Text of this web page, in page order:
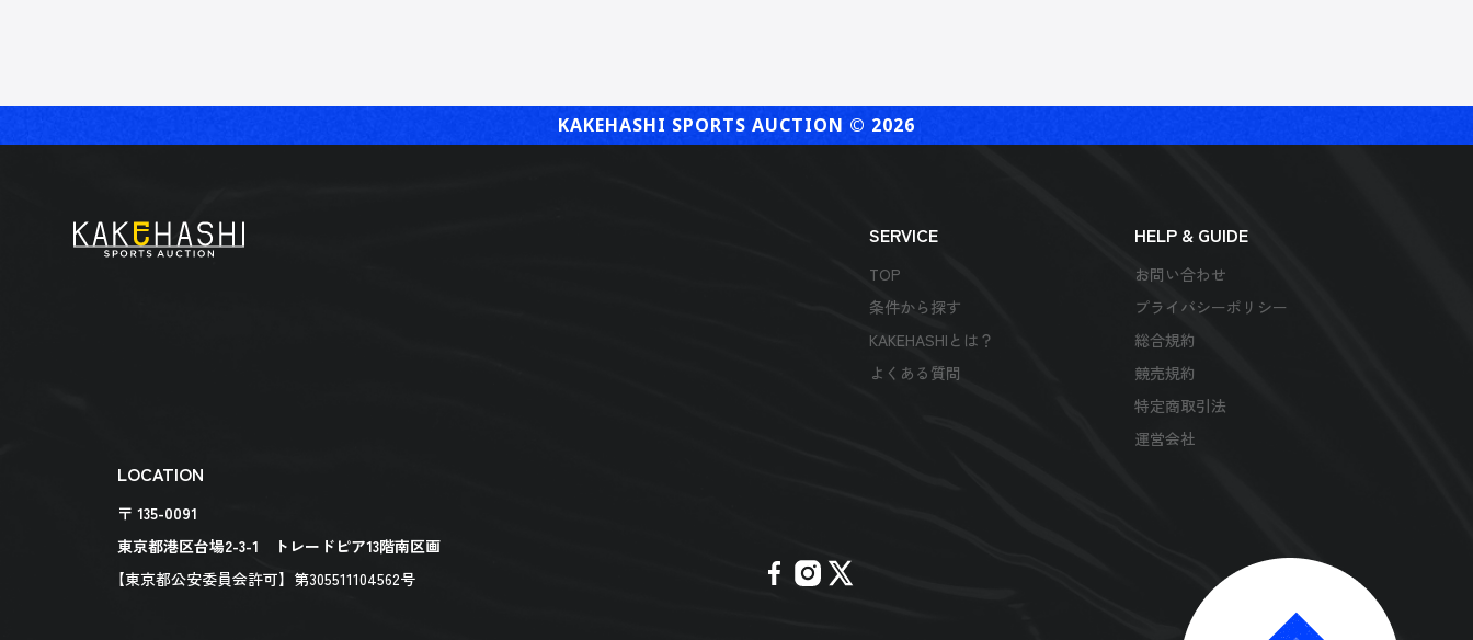
KAKEHASHI SPORTS AUCTION ©︎ 2026
SERVICE
TOP
条件から探す
KAKEHASHIとは？
よくある質問
HELP & GUIDE
お問い合わせ
プライバシーポリシー
総合規約
競売規約
特定商取引法
運営会社
LOCATION
〒 135-0091
東京都港区台場2-3-1 トレードピア13階南区画
【東京都公安委員会許可】第305511104562号